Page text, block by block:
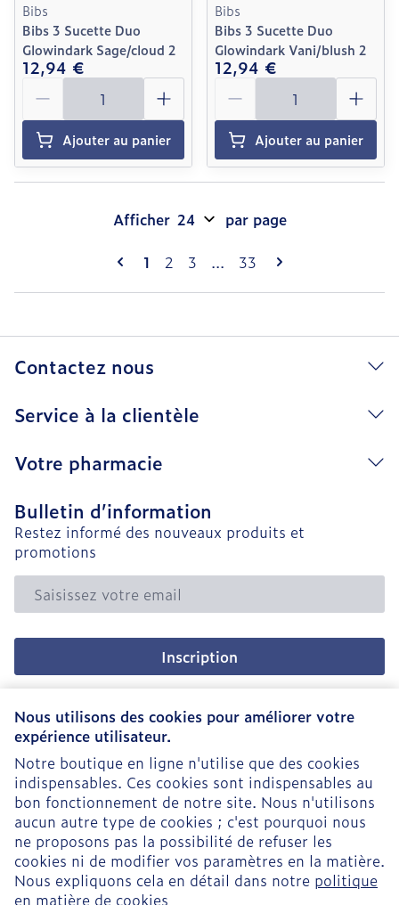
Nous utilisons des cookies pour améliorer votre
expérience utilisateur.
Notre boutique en ligne n'utilise que des cookies
indispensables. Ces cookies sont indispensables au
bon fonctionnement de notre site. Nous n'utilisons
aucun autre type de cookies ; c'est pourquoi nous
ne proposons pas la possibilité de refuser les
cookies ni de modifier vos paramètres en la matière.
Nous expliquons cela en détail dans notre politique
en matière de cookies
Bibs
Bibs 3 Sucette Duo
Glowindark Sage/cloud 2
12,94 €
Quantité
Ajouter au panier
Bibs
Bibs 3 Sucette Duo
Glowindark Vani/blush 2
12,94 €
Quantité
Ajouter au panier
Vous lisez actuellement la page
1 Page
2 Page
3 ... Page
33
Afficher par page
Contactez nous
Service à la clientèle
Votre pharmacie
Bulletin d’information
Restez informé des nouveaux produits et
promotions
Adresse mail
Inscription
En cliquant sur s'abonner, vous vous abonnez à notre
newsletter et acceptez notrepolitique de confidentialité
Liens légaux